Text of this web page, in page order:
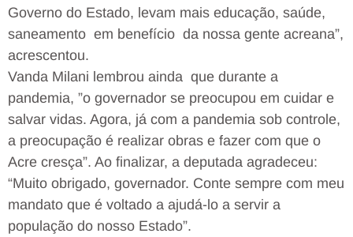
Governo do Estado, levam mais educação, saúde,
saneamento em benefício da nossa gente acreana”,
acrescentou.
Vanda Milani lembrou ainda que durante a
pandemia, ”o governador se preocupou em cuidar e
salvar vidas. Agora, já com a pandemia sob controle,
a preocupação é realizar obras e fazer com que o
Acre cresça”. Ao finalizar, a deputada agradeceu:
“Muito obrigado, governador. Conte sempre com meu
mandato que é voltado a ajudá-lo a servir a
população do nosso Estado”.